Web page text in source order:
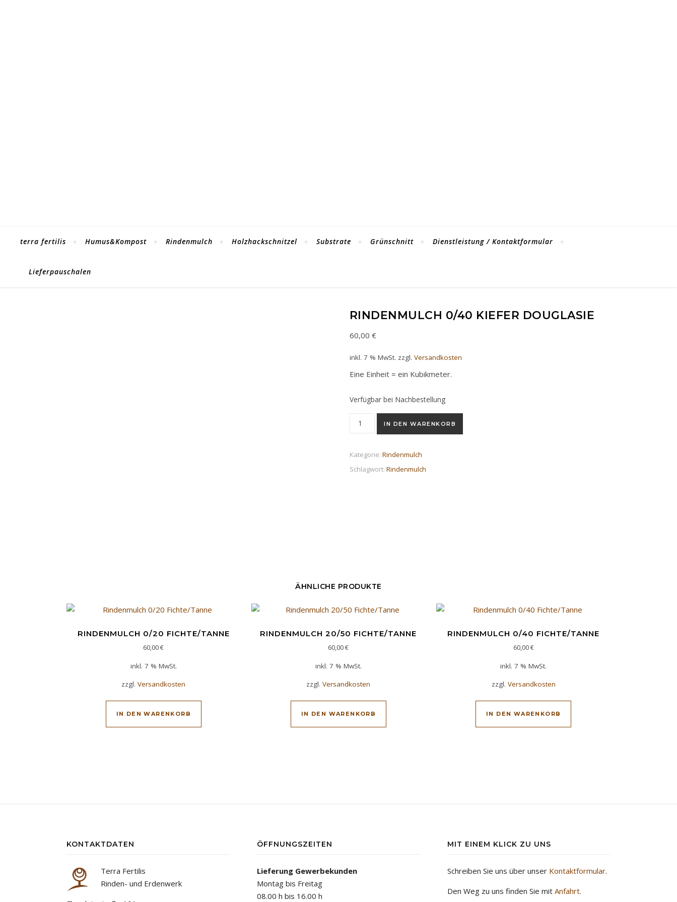
terra fertilis Humus&Kompost Rindenmulch Holzhackschnitzel Substrate Grünschnitt Dienstleistung / Kontaktformular
Lieferpauschalen
RINDENMULCH 0/40 KIEFER DOUGLASIE
60,00 €
inkl. 7 % MwSt. zzgl. Versandkosten
Eine Einheit = ein Kubikmeter.
Verfügbar bei Nachbestellung
Rindenmulch 0/40 Kiefer Douglasie Menge
IN DEN WARENKORB
Kategorie: Rindenmulch
Schlagwort: Rindenmulch
ÄHNLICHE PRODUKTE
RINDENMULCH 0/20 FICHTE/TANNE
60,00€
inkl. 7 % MwSt.
zzgl.Versandkosten
IN DEN WARENKORB
RINDENMULCH 20/50 FICHTE/TANNE
60,00€
inkl. 7 % MwSt.
zzgl.Versandkosten
IN DEN WARENKORB
RINDENMULCH 0/40 FICHTE/TANNE
60,00€
inkl. 7 % MwSt.
zzgl. Versandkosten
IN DEN WARENKORB
KONTAKTDATEN
Terra Fertilis
Rinden- und Erdenwerk
ÖFFNUNGSZEITEN
Lieferung Gewerbekunden
Montag bis Freitag
08.00 h bis 16.00 h
MIT EINEM KLICK ZU UNS
Schreiben Sie uns über unser Kontaktformular.
Den Weg zu uns finden Sie mit Anfahrt.